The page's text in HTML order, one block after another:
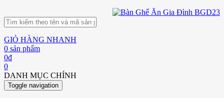
GIỎ HÀNG NHANH
0 sản phẩm
0đ
0
DANH MỤC CHÍNH
Toggle navigation